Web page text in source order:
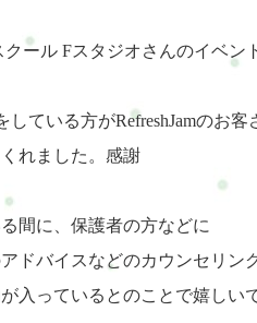
ール Fスタジオさんのイベン
ている方がRefreshJamのお客
れました。感謝
間に、保護者の方などに
ドバイスなどのカウンセリン
入っているとのことで嬉しい